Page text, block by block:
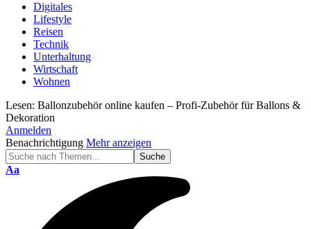
Digitales
Lifestyle
Reisen
Technik
Unterhaltung
Wirtschaft
Wohnen
Lesen: Ballonzubehör online kaufen – Profi-Zubehör für Ballons &
Dekoration
Anmelden
Benachrichtigung Mehr anzeigen
Schriftgröße
Aa